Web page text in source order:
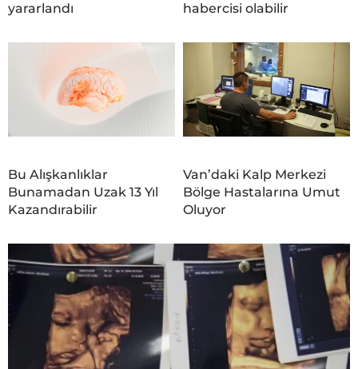
yararlandı
habercisi olabilir
Bu Alışkanlıklar
Bunamadan Uzak 13 Yıl
Kazandırabilir
Van’daki Kalp Merkezi
Bölge Hastalarına Umut
Oluyor